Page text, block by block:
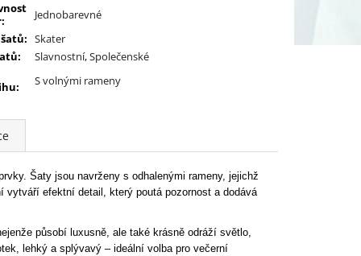
:
Jednobarevné
: Skater
: Slavnostní,Společenské
: S volnými rameny
Šaty jsou navrženy s odhalenými rameny, jejichž
vytváří efektní detail, který poutá pozornost a dodává
působí luxusně, ale také krásně odráží světlo,
lehký a splývavý – ideální volba pro večerní